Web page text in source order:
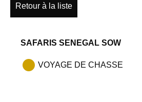
Retour à la liste
SAFARIS SENEGAL SOW
VOYAGE DE CHASSE